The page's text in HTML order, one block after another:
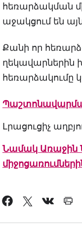
հեռարձակման
աջակցում են
Քանի որ
ղեկավարներին
հեռարձակումը
Լրացուցիչ
Նամակ Առաջին